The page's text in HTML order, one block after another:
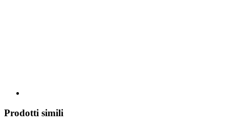
Prodotti simili